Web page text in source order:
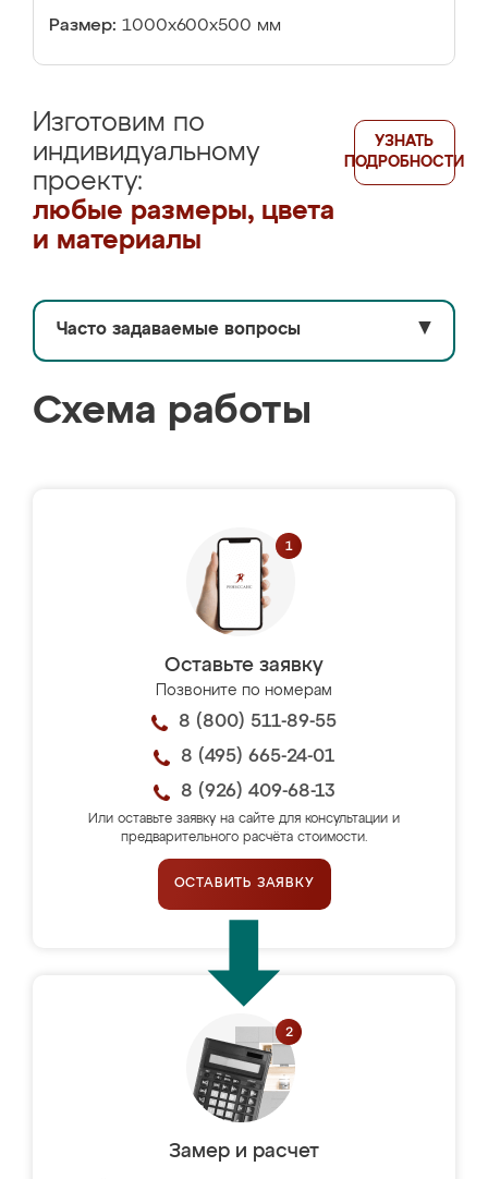
Размер: 1000х600х500 мм
Изготовим по
индивидуальному
проекту:
любые размеры, цвета
и материалы
УЗНАТЬ
ПОДРОБНОСТИ
Часто задаваемые вопросы ▼
Схема работы
Оставьте заявку
Позвоните по номерам
8 (800) 511-89-55
8 (495) 665-24-01
8 (926) 409-68-13
Или оставьте заявку на сайте для консультации и
предварительного расчёта стоимости.
ОСТАВИТЬ ЗАЯВКУ
Замер и расчет